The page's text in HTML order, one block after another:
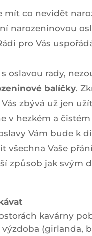
mít co nevidět
narozeninovou
pro Vás
oslavou rady,
balíčky.
zbývá už jen
v hezkém a
Vám bude k
všechna Vaše
způsob jak svým
kavárny
(girlanda,